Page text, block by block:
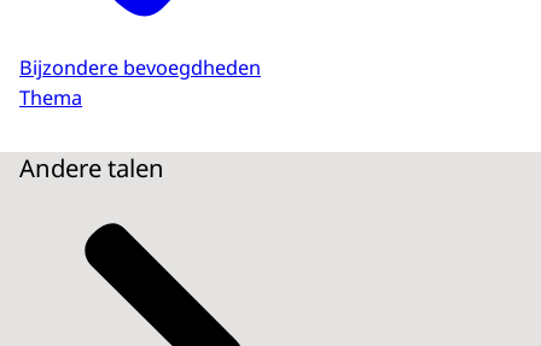
Bijzondere bevoegdheden
Thema
Andere talen